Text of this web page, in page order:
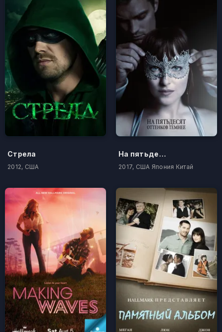
Стрела
2012, США
На пятьдесят оттенков темнее
2017, США Япония Китай